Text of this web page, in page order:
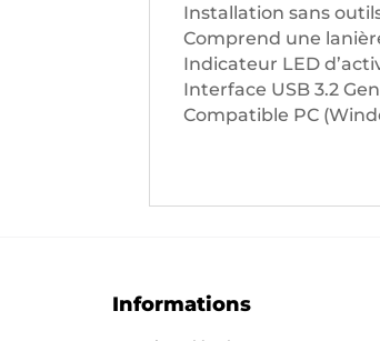
Installation sans
Comprend une
Indicateur LED
Interface USB 3.2
Compatible PC
Informations